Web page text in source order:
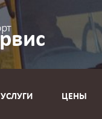
УСЛУГИ ЦЕНЫ